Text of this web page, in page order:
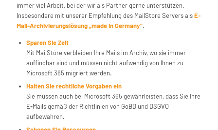
immer viel Arbeit, bei der wir als Partner gerne unterstützen.
Insbesondere mit unserer Empfehlung des MailStore Servers alsE-
Mail-Archivierungslösung „made in Germany“.
Sparen Sie Zeit
Mit MailStore verbleiben Ihre Mails im Archiv, wo sie immer
auffindbar sind und müssen nicht aufwendig von Ihnen zu
Microsoft 365 migriert werden.
Halten Sie rechtliche Vorgaben ein
Sie müssen auch bei Microsoft 365 gewährleisten, dass Sie Ihre
E-Mails gemäß der Richtlinien von GoBD und DSGVO
aufbewahren.